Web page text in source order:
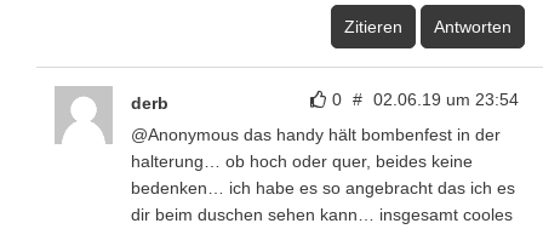
Zitieren Antworten
0 # 02.06.19 um 23:54
derb
@Anonymous das handy hält bombenfest in der
halterung… ob hoch oder quer, beides keine
bedenken… ich habe es so angebracht das ich es
dir beim duschen sehen kann… insgesamt cooles